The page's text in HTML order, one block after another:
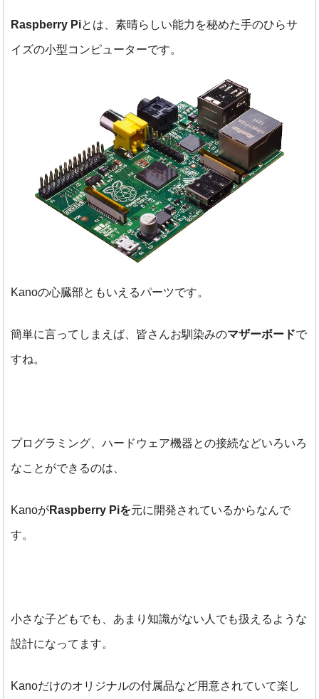
Raspberry Piとは、素晴らしい能力を秘めた手のひらサ
イズの小型コンピューターです。
Kanoの心臓部ともいえるパーツです。
簡単に言ってしまえば、皆さんお馴染みのマザーボードで
すね。
プログラミング、ハードウェア機器との接続などいろいろ
なことができるのは、
KanoがRaspberry Piを元に開発されているからなんで
す。
小さな子どもでも、あまり知識がない人でも扱えるような
設計になってます。
Kanoだけのオリジナルの付属品など用意されていて楽し